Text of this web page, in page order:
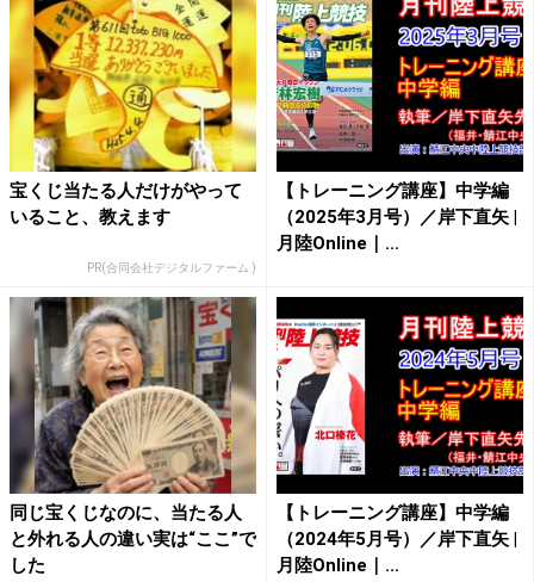
宝くじ当たる人だけがやって
いること、教えます
PR(合同会社デジタルファーム )
【トレーニング講座】中学編
（2025年3月号）／岸下直矢 |
月陸Online｜...
同じ宝くじなのに、当たる人
と外れる人の違い実は“ここ”で
した
【トレーニング講座】中学編
（2024年5月号）／岸下直矢 |
月陸Online｜...